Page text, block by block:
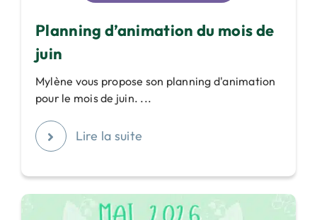
Planning d’animation du mois de
juin
Mylène vous propose son planning d'animation
pour le mois de juin. ...
Lire la suite